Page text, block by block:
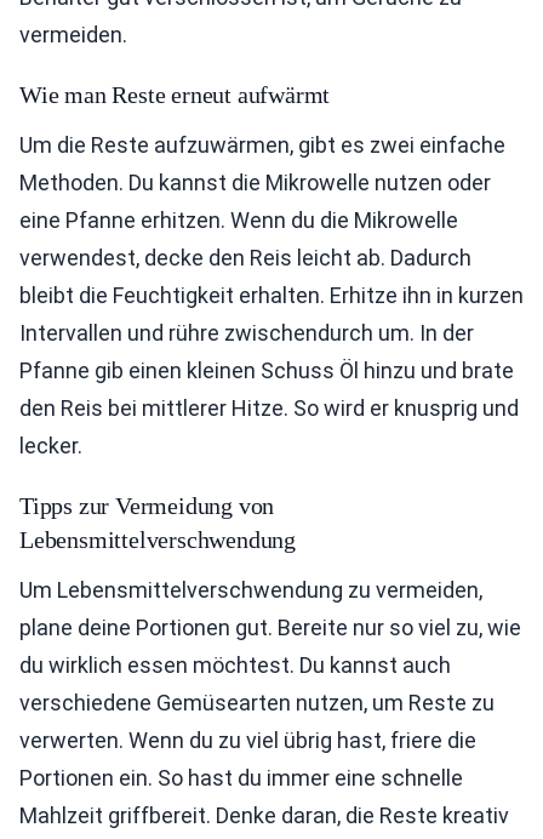
vermeiden.
Wie man Reste erneut aufwärmt
Um die Reste aufzuwärmen, gibt es zwei einfache
Methoden. Du kannst die Mikrowelle nutzen oder
eine Pfanne erhitzen. Wenn du die Mikrowelle
verwendest, decke den Reis leicht ab. Dadurch
bleibt die Feuchtigkeit erhalten. Erhitze ihn in kurzen
Intervallen und rühre zwischendurch um. In der
Pfanne gib einen kleinen Schuss Öl hinzu und brate
den Reis bei mittlerer Hitze. So wird er knusprig und
lecker.
Tipps zur Vermeidung von
Lebensmittelverschwendung
Um Lebensmittelverschwendung zu vermeiden,
plane deine Portionen gut. Bereite nur so viel zu, wie
du wirklich essen möchtest. Du kannst auch
verschiedene Gemüsearten nutzen, um Reste zu
verwerten. Wenn du zu viel übrig hast, friere die
Portionen ein. So hast du immer eine schnelle
Mahlzeit griffbereit. Denke daran, die Reste kreativ